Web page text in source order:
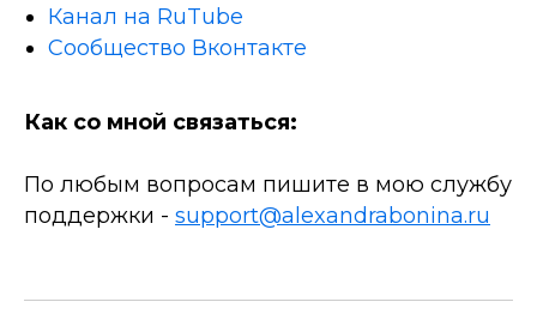
Канал на RuTube
Сообщество Вконтакте
Как со мной связаться:
По любым вопросам пишите в мою службу
поддержки - support@alexandrabonina.ru